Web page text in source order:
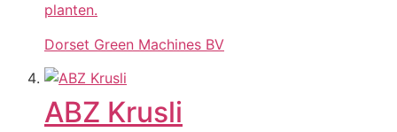
planten.
Dorset Green Machines BV
ABZ Krusli